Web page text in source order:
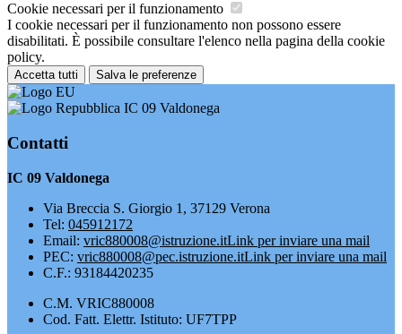
Cookie necessari per il funzionamento
I cookie necessari per il funzionamento non possono essere
disabilitati. È possibile consultare l'elenco nella pagina della cookie
policy.
Accetta tutti Salva le preferenze
IC 09 Valdonega
Contatti
IC 09 Valdonega
Via Breccia S. Giorgio 1, 37129 Verona
Tel: 045912172
Email: vric880008@istruzione.itLink per inviare una mail
PEC: vric880008@pec.istruzione.itLink per inviare una mail
C.F.: 93184420235
C.M. VRIC880008
Cod. Fatt. Elettr. Istituto: UF7TPP